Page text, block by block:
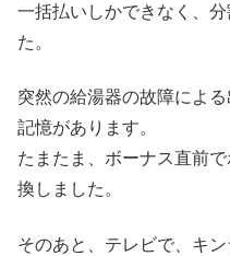
一括払いしかできなく、
た。
突然の給湯器の故障によ
記憶があります。
たまたま、ボーナス直前
換しました。
そのあと、テレビで、キ